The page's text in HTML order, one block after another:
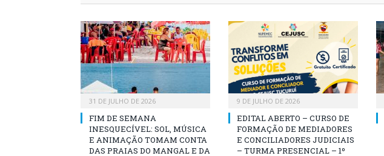
31 DE JULHO DE 2026
FIM DE SEMANA
INESQUECÍVEL: SOL, MÚSICA
E ANIMAÇÃO TOMAM CONTA
DAS PRAIAS DO MANGAL E DA
9 DE JULHO DE 2026
EDITAL ABERTO – CURSO DE
FORMAÇÃO DE MEDIADORES
E CONCILIADORES JUDICIAIS
– TURMA PRESENCIAL – 1º